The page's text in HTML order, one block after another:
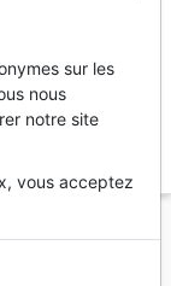
Jeunes
sur les
nous
notre site
vous acceptez